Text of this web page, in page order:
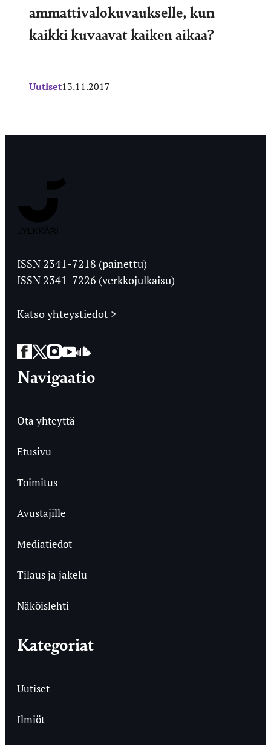
ammattivalokuvaukselle, kun
kaikki kuvaavat kaiken aikaa?
Uutiset13.11.2017
Ylioppilaslehti
ISSN 2341-7218 (painettu)
ISSN 2341-7226 (verkkojulkaisu)
Katso yhteystiedot >
Facebook
Twitter
Instagram
YouTube
SoundCloud
Navigaatio
Ota yhteyttä
Etusivu
Toimitus
Avustajille
Mediatiedot
Tilaus ja jakelu
Näköislehti
Kategoriat
Uutiset
Ilmiöt